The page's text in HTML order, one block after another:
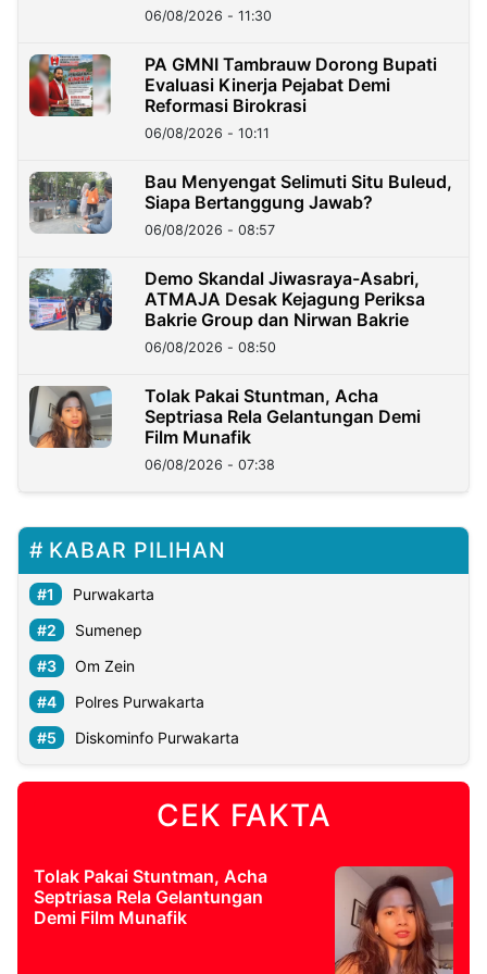
06/08/2026 - 11:30
PA GMNI Tambrauw Dorong Bupati
Evaluasi Kinerja Pejabat Demi
Reformasi Birokrasi
06/08/2026 - 10:11
Bau Menyengat Selimuti Situ Buleud,
Siapa Bertanggung Jawab?
06/08/2026 - 08:57
Demo Skandal Jiwasraya-Asabri,
ATMAJA Desak Kejagung Periksa
Bakrie Group dan Nirwan Bakrie
06/08/2026 - 08:50
Tolak Pakai Stuntman, Acha
Septriasa Rela Gelantungan Demi
Film Munafik
06/08/2026 - 07:38
KABAR PILIHAN
Purwakarta
Sumenep
Om Zein
Polres Purwakarta
Diskominfo Purwakarta
CEK FAKTA
Tolak Pakai Stuntman, Acha
Septriasa Rela Gelantungan
Demi Film Munafik